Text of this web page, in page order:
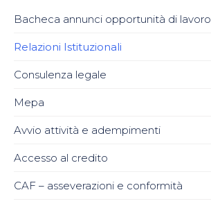
Bacheca annunci opportunità di lavoro
Relazioni Istituzionali
Consulenza legale
Mepa
Avvio attività e adempimenti
Accesso al credito
CAF – asseverazioni e conformità